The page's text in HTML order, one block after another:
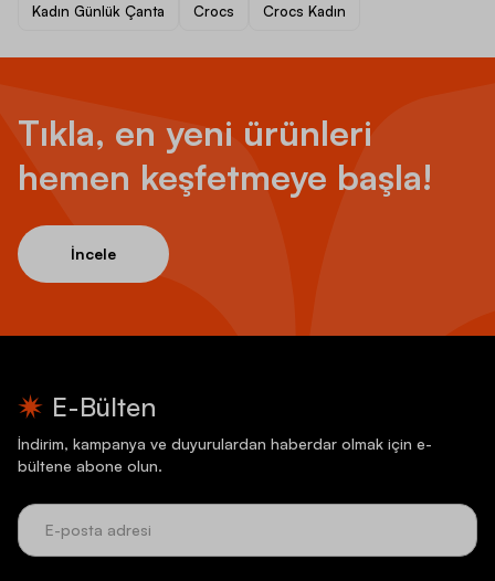
Kadın Günlük Çanta Crocs Crocs Kadın
Tıkla, en yeni ürünleri
hemen keşfetmeye başla!
İncele
E-Bülten
İndirim, kampanya ve duyurulardan haberdar olmak için e-
bültene abone olun.